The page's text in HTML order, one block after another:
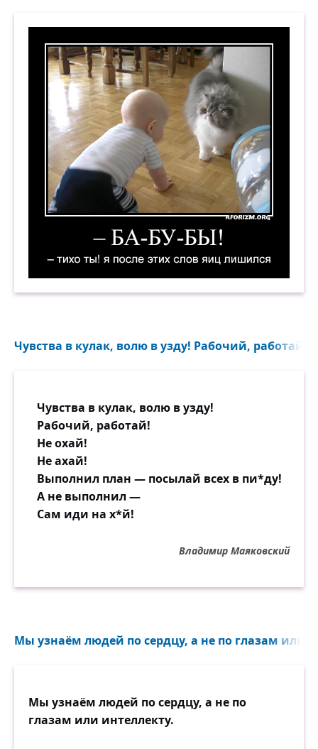
Чувства в кулак, волю в узду! Рабочий, работай!
Чувства в кулак, волю в узду!
Рабочий, работай!
Не охай!
Не ахай!
Выполнил план — посылай всех в пи*ду!
А не выполнил —
Сам иди на х*й!
Владимир Маяковский
Мы узнаём людей по сердцу, а не по глазам или
Мы узнаём людей по сердцу, а не по
глазам или интеллекту.